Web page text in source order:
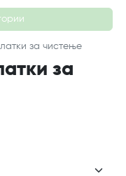
за чистење
за